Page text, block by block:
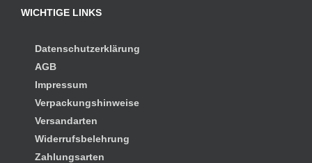
WICHTIGE LINKS
Datenschutzerklärung
AGB
Impressum
Verpackungshinweise
Versandarten
Widerrufsbelehrung
Zahlungsarten